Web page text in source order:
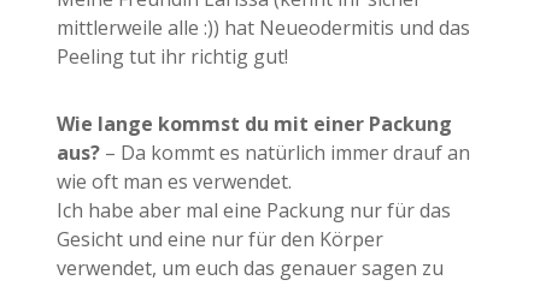
mittlerweile alle :)) hat Neueodermitis und das
Peeling tut ihr richtig gut!
Wie lange kommst du mit einer Packung
aus? – Da kommt es natürlich immer drauf an
wie oft man es verwendet.
Ich habe aber mal eine Packung nur für das
Gesicht und eine nur für den Körper
verwendet, um euch das genauer sagen zu